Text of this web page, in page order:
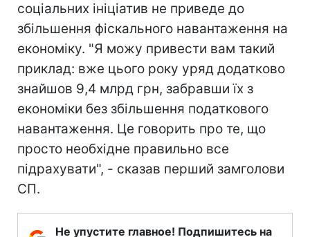
соціальних ініціатив не приведе до
збільшення фіскального навантаження на
економіку. "Я можу привести вам такий
приклад: вже цього року уряд додатково
знайшов 9,4 млрд грн, забравши їх з
економіки без збільшення податкового
навантаження. Це говорить про те, що
просто необхідне правильно все
підрахувати", - сказав перший замголови
СП.
Не упустите главное! Подпишитесь на